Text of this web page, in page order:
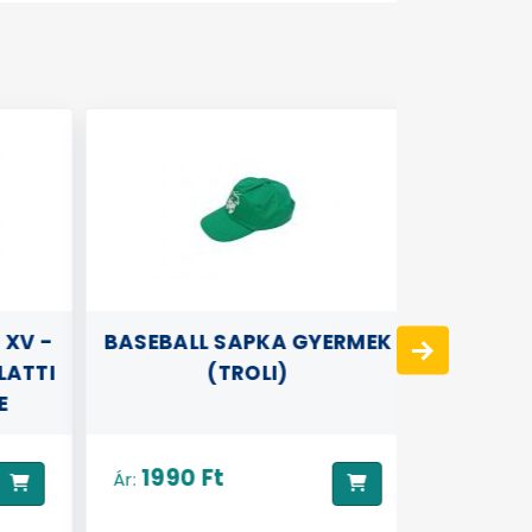
XV -
BASEBALL SAPKA GYERMEK
(TROLI)
Ár: 1990 Ft